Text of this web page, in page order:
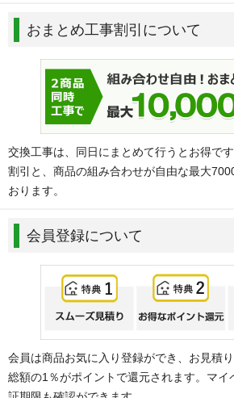
おまとめ工事割引について
交換工事は、同日にまとめて行うとお得で
割引と、商品の組み合わせが自由な最大
おります。
会員登録について
会員は商品お気に入り登録ができ、お見積
総額の1％がポイントで還元されます。マイ